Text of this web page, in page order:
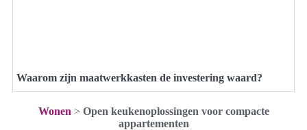
Waarom zijn maatwerkkasten de investering waard?
Wonen > Open keukenoplossingen voor compacte
appartementen